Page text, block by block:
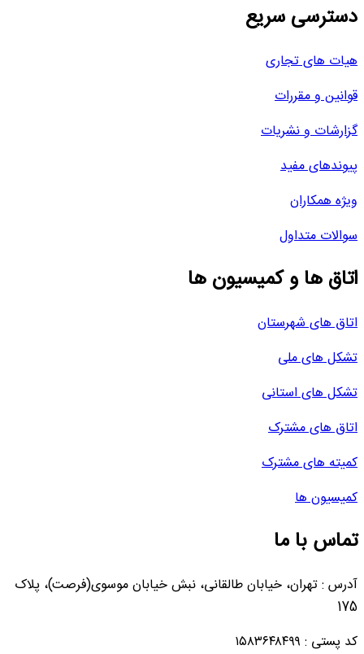
دسترسی سریع
هیات های تجاری
قوانین و مقررات
گزارشات و نشریات
پیوندهای مفید
ویژه همکاران
سوالات متداول
اتاق ها و کمیسیون ها
اتاق های شهرستان
تشکل های ملی
تشکل های استانی
اتاق های مشترک
کمیته های مشترک
کمیسیون ها
تماس با ما
آدرس : تهران، خیابان طالقانی، نبش خیابان موسوی(فرصت)، پلاک
175
کد پستی : ۱۵۸۳۶۴۸۴۹۹